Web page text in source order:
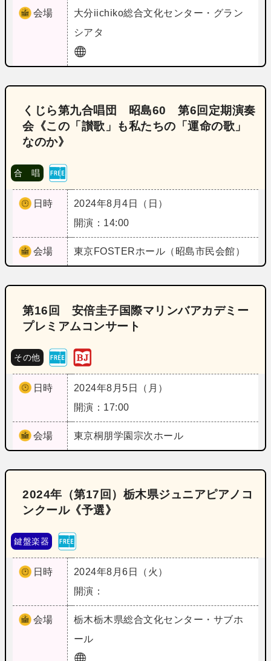
会場 大分iichiko総合文化センター・グラン
シアタ
くじら第九合唱団 昭島60 第6回定期演奏
会《この「讃歌」も私たちの「運命の歌」
なのか》
合 唱
日時
2024年8月4日（日）
開演：14:00
会場 東京FOSTERホール（昭島市民会館）
第16回 安倍圭子国際マリンバアカデミー
プレミアムコンサート
その他
日時
2024年8月5日（月）
開演：17:00
会場 東京桐朋学園宗次ホール
2024年（第17回）栃木県ジュニアピアノコ
ンクール《予選》
鍵盤楽器
日時
2024年8月6日（火）
開演：
会場 栃木栃木県総合文化センター・サブホ
ール